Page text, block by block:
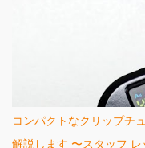
コンパクトなクリップチ
解説します 〜スタッフ